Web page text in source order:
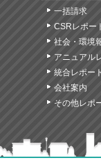
一括請求
CSRレポー
社会・環境
アニュアル
統合レポート
会社案内
その他レポ